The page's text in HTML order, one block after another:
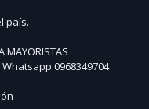
país.
MAYORISTAS
0968349704